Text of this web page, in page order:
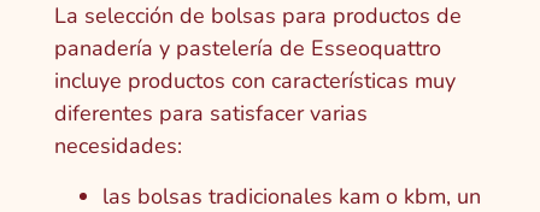
La selección de bolsas para productos de
panadería y pastelería de Esseoquattro
incluye productos con características muy
diferentes para satisfacer varias
necesidades:
las bolsas tradicionales kam o kbm, un